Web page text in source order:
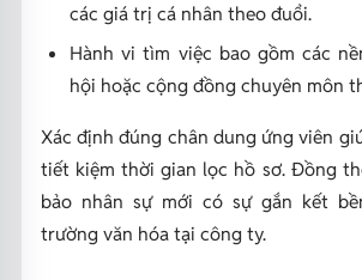
các giá trị cá nhân theo đuổi.
Hành vi tìm việc bao gồm các
hội hoặc cộng đồng chuyên môn
Xác định đúng chân dung ứng viên
tiết kiệm thời gian lọc hồ sơ. Đồng
bảo nhân sự mới có sự gắn kết
trường văn hóa tại công ty.